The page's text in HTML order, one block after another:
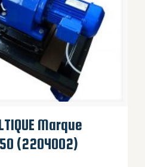
Marque
(2204002)